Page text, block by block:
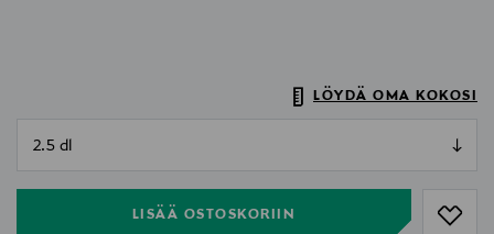
LÖYDÄ OMA KOKOSI
LISÄÄ OSTOSKORIIN
null